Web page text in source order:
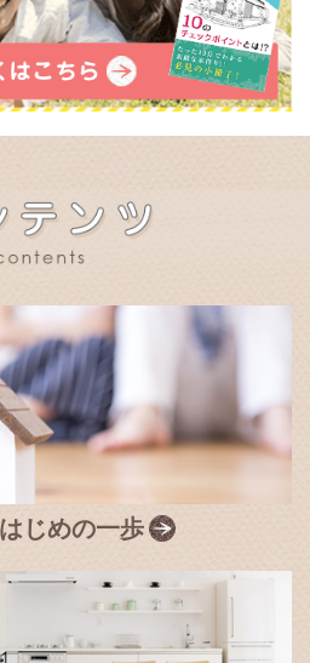
じめの一歩